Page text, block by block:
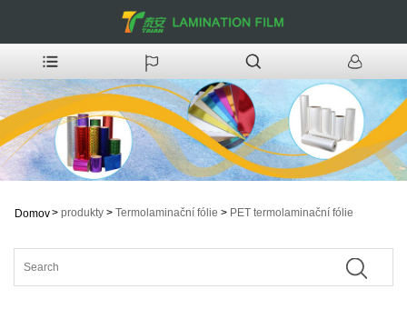
Domov> produkty > Termolaminační fólie > PET termolaminační fólie